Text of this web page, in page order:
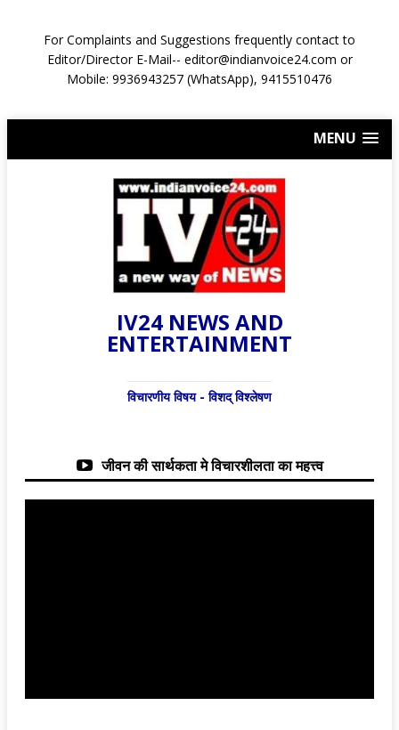
For Complaints and Suggestions frequently contact to
Editor/Director E-Mail-- editor@indianvoice24.com or
Mobile: 9936943257 (WhatsApp), 9415510476
MENU
IV24 NEWS AND
ENTERTAINMENT
विचारणीय विषय - विशद् विश्लेषण
जीवन की सार्थकता मे विचारशीलता का महत्त्व